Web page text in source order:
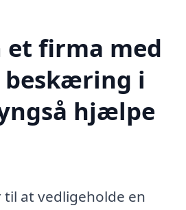
et firma med
beskæring i
hjælpe
at vedligeholde en